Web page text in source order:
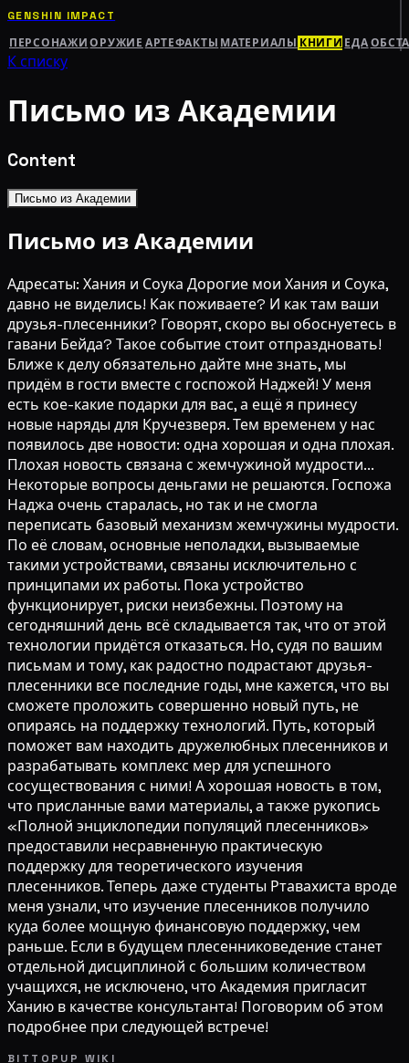
GENSHIN IMPACT
ПЕРСОНАЖИ ОРУЖИЕ АРТЕФАКТЫ МАТЕРИАЛЫ КНИГИ ЕДА
К списку
Письмо из Академии
Content
Письмо из Академии
Письмо из Академии
Адресаты: Хания и Соука Дорогие мои Хания и Соука,
давно не виделись! Как поживаете? И как там ваши
друзья-плесенники? Говорят, скоро вы обоснуетесь в
гавани Бейда? Такое событие стоит отпраздновать!
Ближе к делу обязательно дайте мне знать, мы
придём в гости вместе с госпожой Наджей! У меня
есть кое-какие подарки для вас, а ещё я принесу
новые наряды для Кручезверя. Тем временем у нас
появилось две новости: одна хорошая и одна плохая.
Плохая новость связана с жемчужиной мудрости...
Некоторые вопросы деньгами не решаются. Госпожа
Наджа очень старалась, но так и не смогла
переписать базовый механизм жемчужины мудрости.
По её словам, основные неполадки, вызываемые
такими устройствами, связаны исключительно с
принципами их работы. Пока устройство
функционирует, риски неизбежны. Поэтому на
сегодняшний день всё складывается так, что от этой
технологии придётся отказаться. Но, судя по вашим
письмам и тому, как радостно подрастают друзья-
плесенники все последние годы, мне кажется, что вы
сможете проложить совершенно новый путь, не
опираясь на поддержку технологий. Путь, который
поможет вам находить дружелюбных плесенников и
разрабатывать комплекс мер для успешного
сосуществования с ними! А хорошая новость в том,
что присланные вами материалы, а также рукопись
«Полной энциклопедии популяций плесенников»
предоставили несравненную практическую
поддержку для теоретического изучения
плесенников. Теперь даже студенты Ртавахиста вроде
меня узнали, что изучение плесенников получило
куда более мощную финансовую поддержку, чем
раньше. Если в будущем плесенниковедение станет
отдельной дисциплиной с большим количеством
учащихся, не исключено, что Академия пригласит
Ханию в качестве консультанта! Поговорим об этом
подробнее при следующей встрече!
BITTOPUP WIKI